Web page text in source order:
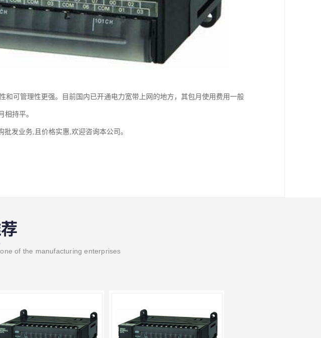
和可管理性更强。目前国内已开通电力宽带上网的地方，其包月使用费用一般
相持平。
发业务,且价格实惠,欢迎咨询本公司。
of the manufacturing enterprises